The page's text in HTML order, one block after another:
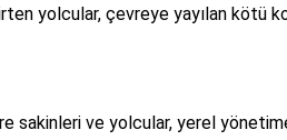
yolcular, çevreye yayılan kötü
sakinleri ve yolcular, yerel